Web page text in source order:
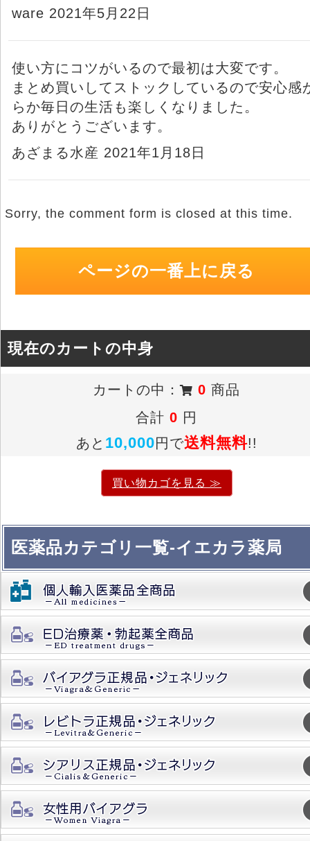
ware 2021年5月22日
使い方にコツがいるので最初は大変です。
まとめ買いしてストックしているので安心感
らか毎日の生活も楽しくなりました。
ありがとうございます。
あざまる水産 2021年1月18日
Sorry, the comment form is closed at this time.
ページの一番上に戻る
現在のカートの中身
カートの中： 0 商品
合計0 円
あと 10,000円で送料無料!!
買い物カゴを見る ≫
医薬品カテゴリ一覧-イエカラ薬局